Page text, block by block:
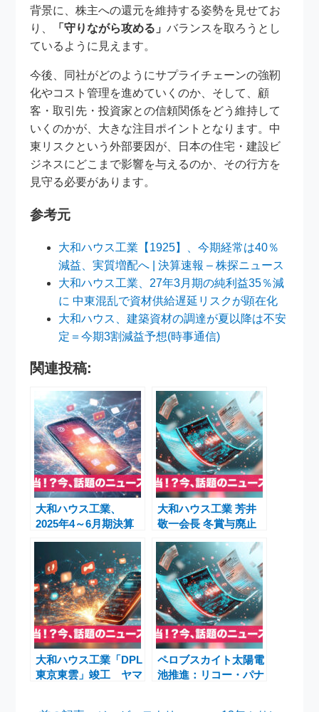
背景に、株主への還元を維持する姿勢を見せてお
り、
「守りながら攻める」バランスを取ろうとし
ているように見えます。
今後、同社がどのようにサプライチェーンの強靭
化やコスト管理を進めていくのか、そして、顧
客・取引先・投資家との信頼関係をどう維持して
いくのかが、大きな注目ポイントとなります。中
東リスクという外部要因が、日本の住宅・建設ビ
ジネスにどこまで影響を与えるのか、その行方を
見守る必要があります。
参考元
大和ハウス工業【1925】、今期経常は40％
減益、実質増配へ | 決算速報 – 株探ニュース
大和ハウス工業、27年3月期の純利益35％減
に 中東混乱で資材供給遅延リスクが顕在化
大和ハウス、建築資材の調達が夏以降は不安
定＝今期3割減益予想(時事通信)
関連投稿:
大和ハウス工業、
2025年4～6月期決算
増額修正
大和ハウス工業 芳井
敬一会長 冬賞与廃止
大和ハウス工業「DPL
東京東雲」竣工 ヤマ
ペロブスカイト太陽電
池推進：リコー・パナ